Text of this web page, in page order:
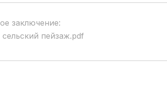
заключение:
пейзаж.pdf